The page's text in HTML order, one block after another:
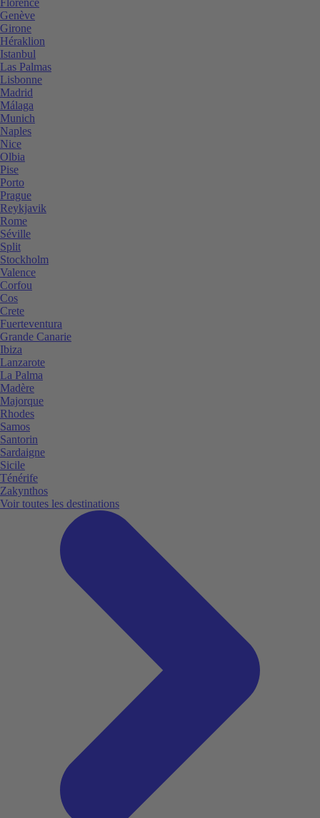
Genève
Girone
Héraklion
Istanbul
Las Palmas
Lisbonne
Madrid
Málaga
Munich
Naples
Nice
Olbia
Pise
Porto
Prague
Reykjavik
Rome
Séville
Split
Stockholm
Valence
Corfou
Cos
Crete
Fuerteventura
Grande Canarie
Ibiza
Lanzarote
La Palma
Madère
Majorque
Rhodes
Samos
Santorin
Sardaigne
Sicile
Ténérife
Zakynthos
Voir toutes les destinations